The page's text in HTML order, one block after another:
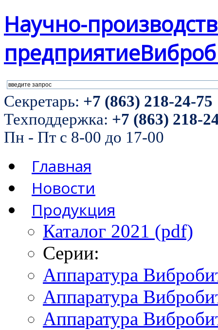
Научно-
предприятие
Секретарь: +7 (863) 218-24-75
Техподдержка: +7 (863) 218-
Пн - Пт с 8-00 до 17-00
Главная
Новости
Продукция
Каталог 2021 (pdf)
Серии:
Аппаратура
Аппаратура
Аппаратура